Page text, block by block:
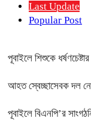
Last Update
Popular Post
পূবাইলে শিশুকে
আহত স্বেচ্ছাসেবক দল
পূবাইলে বিএনপি’র